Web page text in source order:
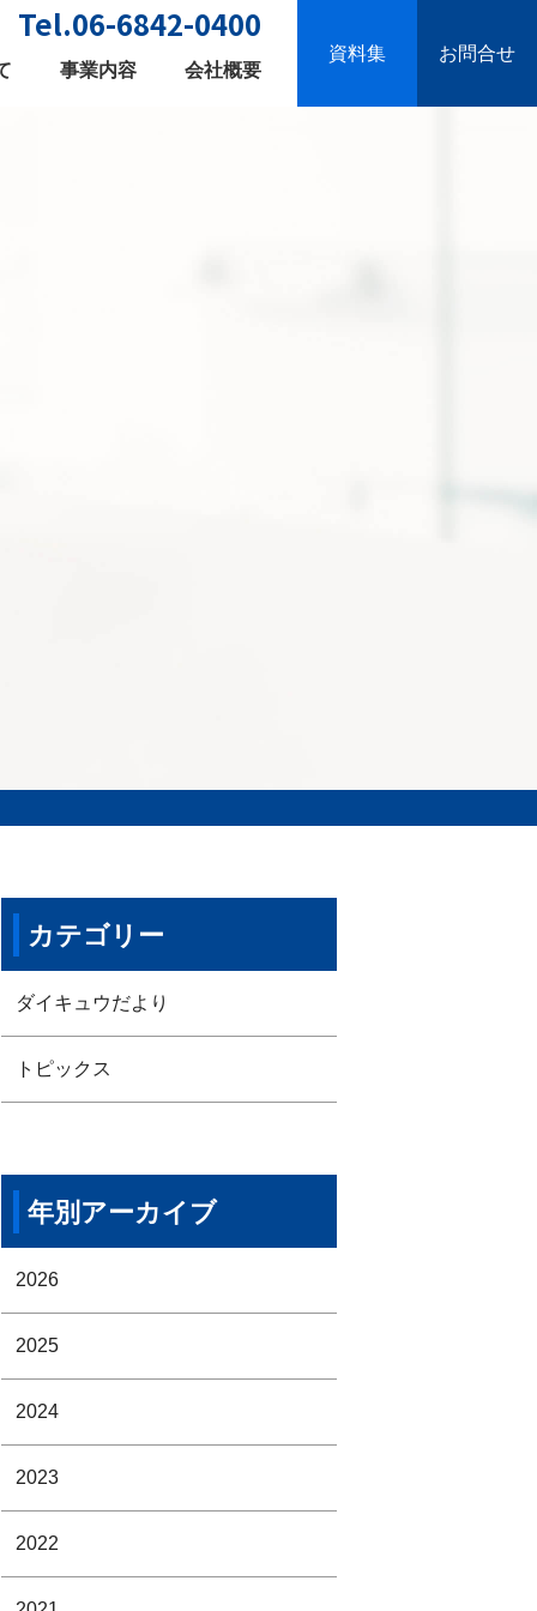
Tel.06-6842-0400
事業内容 会社概要
資料集 お問合せ
カテゴリー
ダイキュウだより
トピックス
年別アーカイブ
2026
2025
2024
2023
2022